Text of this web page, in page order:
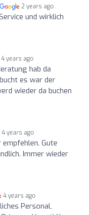
2 years ago
und wirklich
4 years ago
hab da
es war der
wieder da buchen
4 years ago
empfehlen. Gute
Immer wieder
4 years ago
Personal,